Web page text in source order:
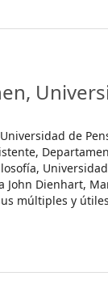
de
John Dienhart,
múltiples y